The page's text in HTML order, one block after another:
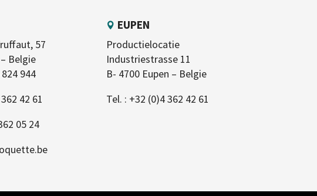
57
Belgie
944
42 61
05 24
EUPEN
Productielocatie
Industriestrasse 11
B- 4700 Eupen – Belgie
Tel. : +32 (0)4 362 42 61